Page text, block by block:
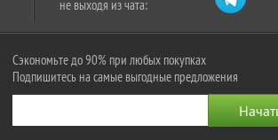
не выходя из чата:
Сэкономьте до 90% при любых покупках
Подпишитесь на самые выгодные предложения